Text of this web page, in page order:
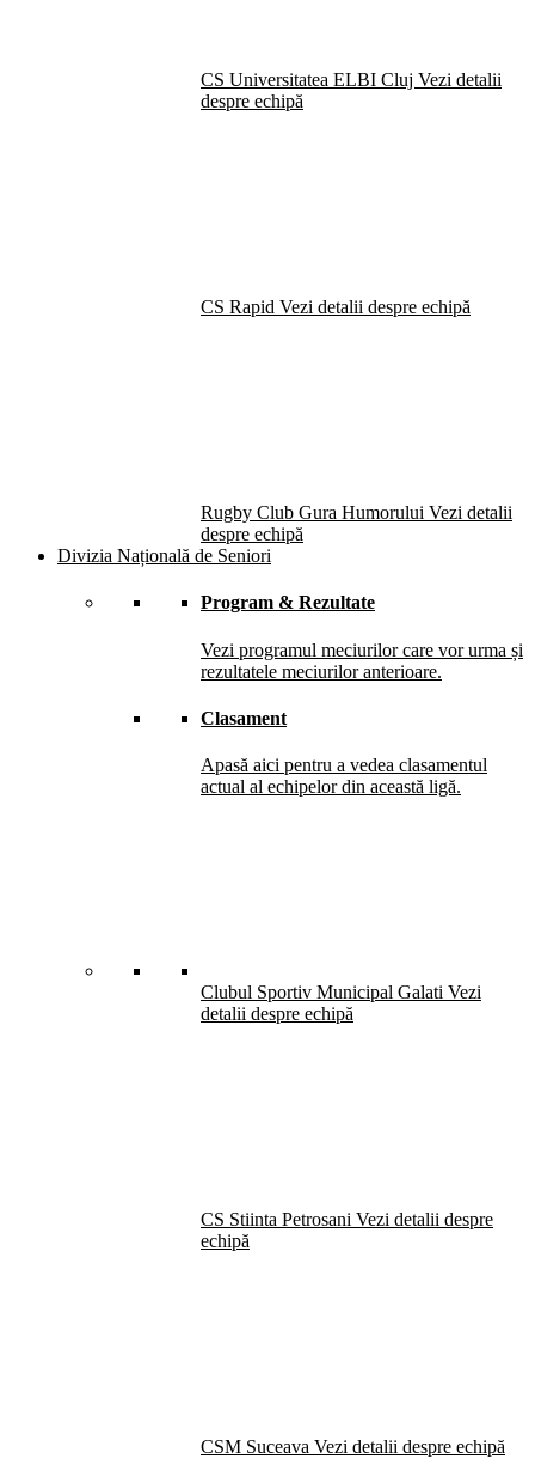
CS Universitatea ELBI Cluj Vezi detalii
despre echipă
CS Rapid Vezi detalii despre echipă
Rugby Club Gura Humorului Vezi detalii
despre echipă
Divizia Națională de Seniori
Program & Rezultate
Vezi programul meciurilor care vor urma și
rezultatele meciurilor anterioare.
Clasament
Apasă aici pentru a vedea clasamentul
actual al echipelor din această ligă.
Clubul Sportiv Municipal Galati Vezi
detalii despre echipă
CS Stiinta Petrosani Vezi detalii despre
echipă
CSM Suceava Vezi detalii despre echipă